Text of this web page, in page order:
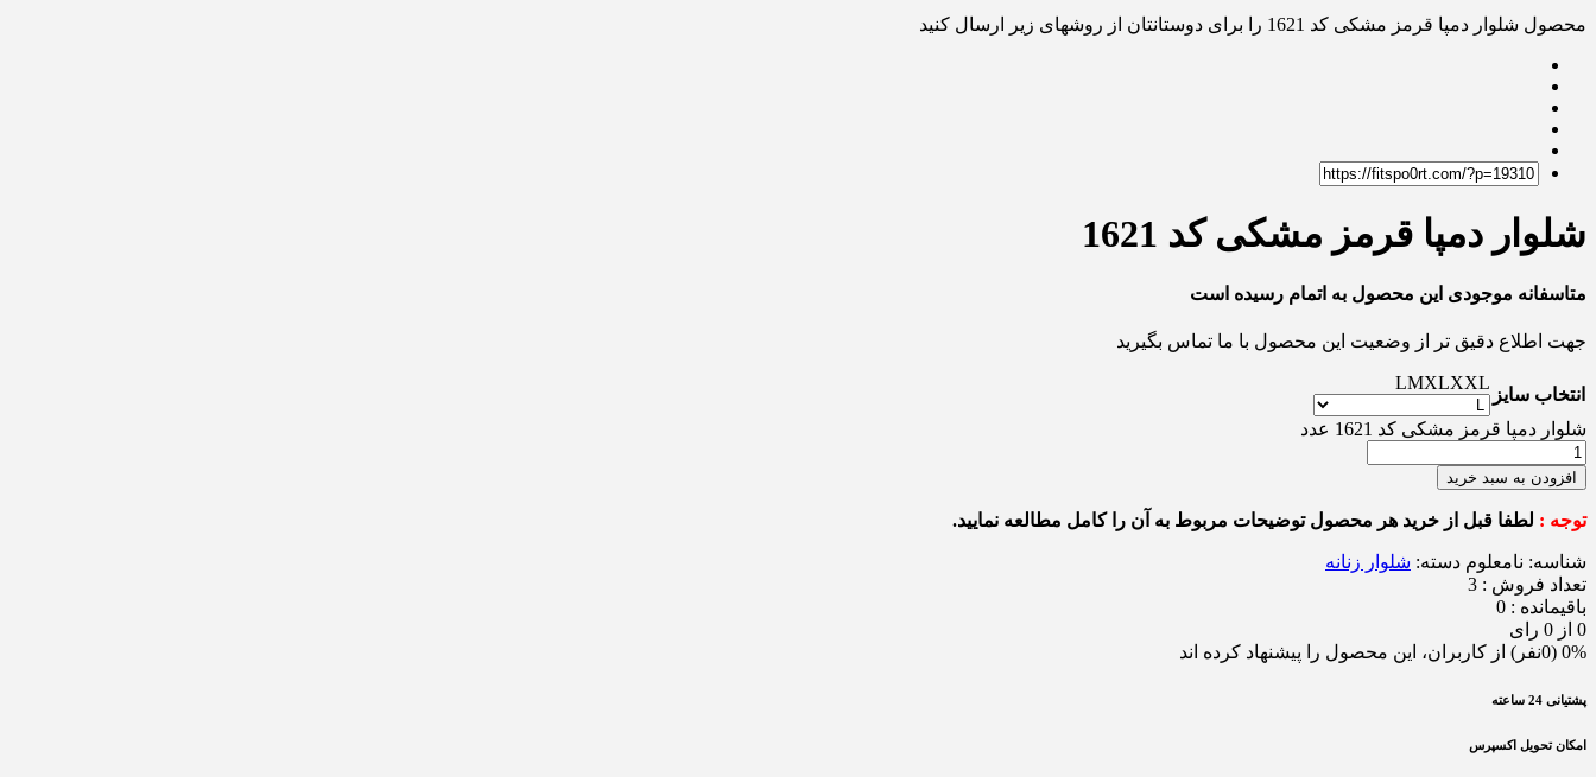
محصول شلوار دمپا قرمز مشکی کد 1621 را برای دوستانتان از روشهای زیر ارسال کنید
شلوار دمپا قرمز مشکی کد 1621
متاسفانه موجودی این محصول به اتمام رسیده است
جهت اطلاع دقیق تر از وضعیت این محصول با ما تماس بگیرید
انتخاب سایز
LMXLXXL
شلوار دمپا قرمز مشکی کد 1621 عدد
افزودن به سبد خرید
توجه : لطفا قبل از خرید هر محصول توضیحات مربوط به آن را کامل مطالعه نمایید.
شناسه: نامعلوم دسته: شلوار زنانه
تعداد فروش : 3
باقیمانده : 0
0 از 0 رای
0% (0نفر) از کاربران، این محصول را پیشنهاد کرده اند
پشتیانی 24 ساعته
امکان تحویل اکسپرس